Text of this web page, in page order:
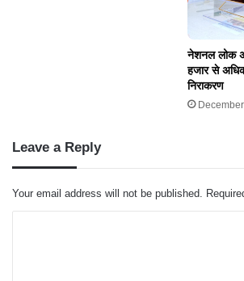
नेशनल लोक
हजार से
निराकरण
Leave a Reply
Your email address will not be published.